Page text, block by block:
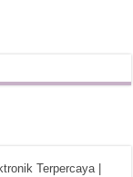
Terpercaya |